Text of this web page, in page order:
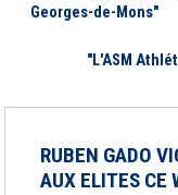
Georges-de-Mons"
"L'ASM
RUBEN GADO
AUX ELITES CE